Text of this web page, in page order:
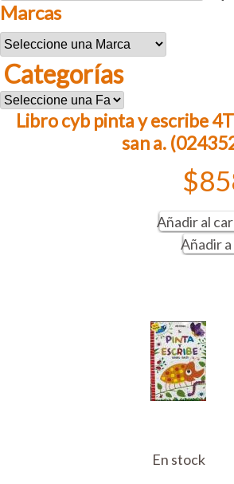
Marcas
Categorías
Libro cyb pinta y escribe
san a.
Añadir al
Añadir
En stock